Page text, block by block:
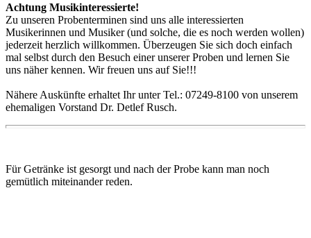
Achtung Musikinteressierte!
Zu unseren Probenterminen sind uns alle interessierten
Musikerinnen und Musiker (und solche, die es noch werden wollen)
jederzeit herzlich willkommen. Überzeugen Sie sich doch einfach
mal selbst durch den Besuch einer unserer Proben und lernen Sie
uns näher kennen. Wir freuen uns auf Sie!!!
Nähere Auskünfte erhaltet Ihr unter Tel.: 07249-8100 von unserem
ehemaligen Vorstand Dr. Detlef Rusch.
Für Getränke ist gesorgt und nach der Probe kann man noch
gemütlich miteinander reden.